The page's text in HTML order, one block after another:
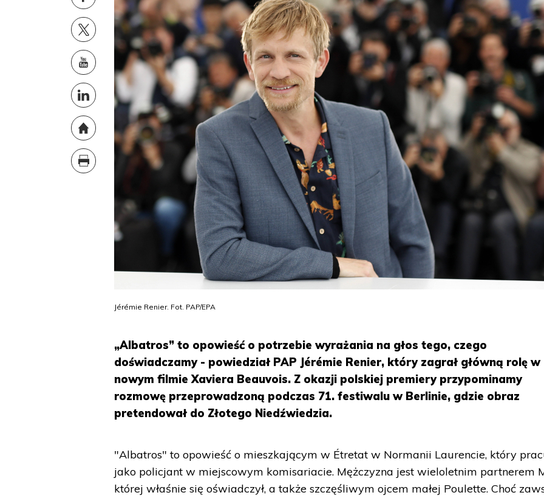
Jérémie Renier. Fot. PAP/EPA
„Albatros” to opowieść o potrzebie wyrażania na głos tego, czego
doświadczamy - powiedział PAP Jérémie Renier, który zagrał główną rolę w
nowym filmie Xaviera Beauvois. Z okazji polskiej premiery przypominamy
rozmowę przeprowadzoną podczas 71. festiwalu w Berlinie, gdzie obraz
pretendował do Złotego Niedźwiedzia.
"Albatros" to opowieść o mieszkającym w Étretat w Normanii Laurencie, który
jako policjant w miejscowym komisariacie. Mężczyzna jest wieloletnim partnerem
której właśnie się oświadczył, a także szczęśliwym ojcem małej Poulette. Choć